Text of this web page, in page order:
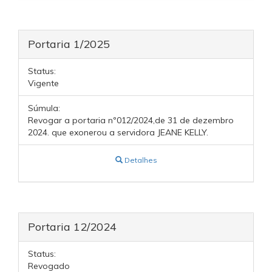
Portaria 1/2025
Status:
Vigente
Súmula:
Revogar a portaria nº012/2024,de 31 de dezembro
2024. que exonerou a servidora JEANE KELLY.
Detalhes
Portaria 12/2024
Status:
Revogado